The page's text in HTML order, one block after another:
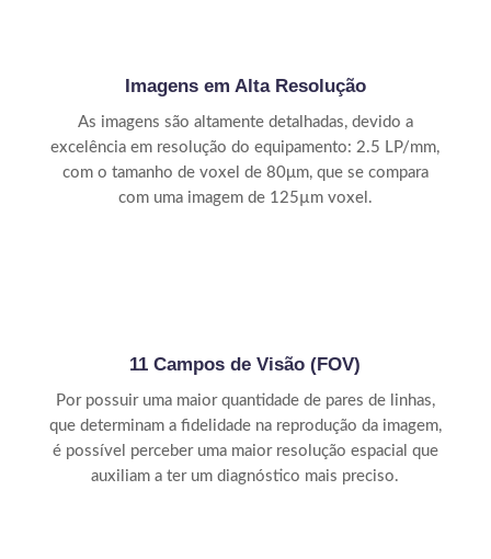
Imagens em Alta Resolução
As imagens são altamente detalhadas, devido a
excelência em resolução do equipamento: 2.5 LP/mm,
com o tamanho de voxel de 80μm, que se compara
com uma imagem de 125µm voxel.
11 Campos de Visão (FOV)
Por possuir uma maior quantidade de pares de linhas,
que determinam a fidelidade na reprodução da imagem,
é possível perceber uma maior resolução espacial que
auxiliam a ter um diagnóstico mais preciso.